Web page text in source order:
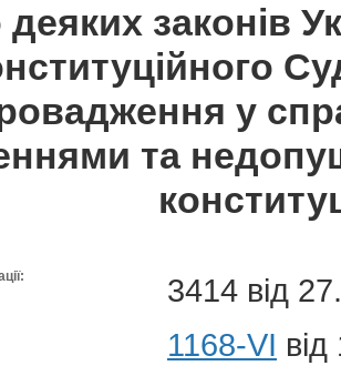
деяких законів
у
та
3414 від
1168-VI